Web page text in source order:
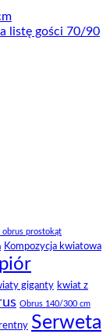
obrus prostokąt
Kompozycja kwiatowa
giganty kwiat z
Obrus 140/300 cm
Serweta